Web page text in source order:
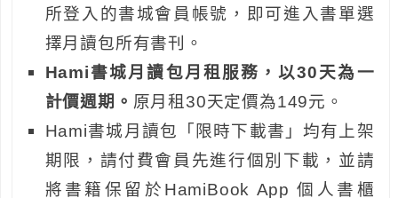
所登入的書城會員帳號，即可進入書單選
擇月讀包所有書刊。
Hami書城月讀包月租服務，以30天為一
計價週期。 原月租30天定價為149元。
Hami書城月讀包「限時下載書」均有上架
期限，請付費會員先進行個別下載，並請
將書籍保留於HamiBook App 個人書櫃